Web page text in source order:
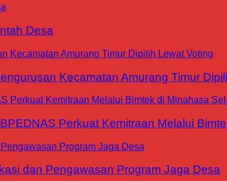
Desa
Kecamatan Amurang Timur
Perkuat Kemitraan Melalui
dan Pengawasan Program Jaga Desa